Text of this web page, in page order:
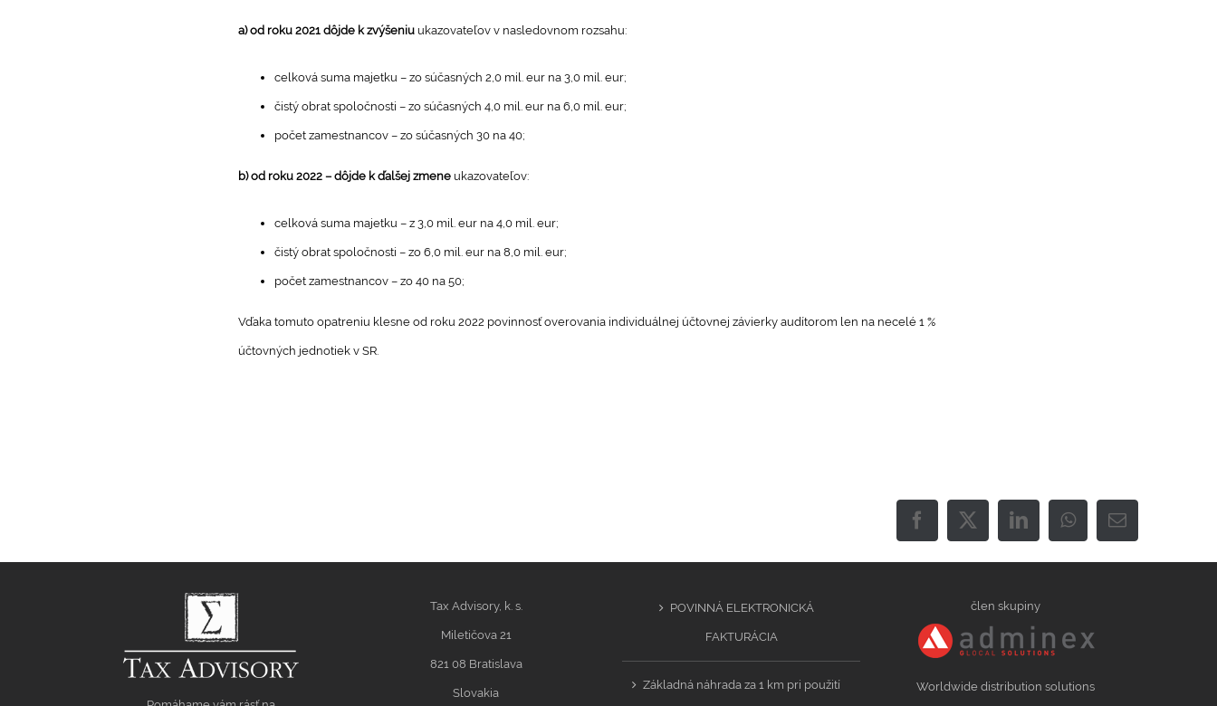
a) od roku 2021 dôjde k zvýšeniuukazovateľov v nasledovnom rozsahu:
celková suma majetku – zo súčasných 2,0 mil. eur na 3,0 mil. eur;
čistý obrat spoločnosti – zo súčasných 4,0 mil. eur na 6,0 mil. eur;
počet zamestnancov – zo súčasných 30 na 40;
b) od roku 2022 – dôjde k ďalšej zmeneukazovateľov:
celková suma majetku – z 3,0 mil. eur na 4,0 mil. eur;
čistý obrat spoločnosti – zo 6,0 mil. eur na 8,0 mil. eur;
počet zamestnancov – zo 40 na 50;
Vďaka tomuto opatreniu klesne od roku 2022 povinnosť overovania individuálnej účtovnej závierky audítorom len na necelé 1 %
účtovných jednotiek v SR.
Facebook
X LinkedInWhatsAppEmail
Tax Advisory, k. s.
Miletičova 21
821 08 Bratislava
Slovakia
POVINNÁ ELEKTRONICKÁ
FAKTURÁCIA
Základná náhrada za 1 km pri použití
člen skupiny
Worldwide distribution solutions